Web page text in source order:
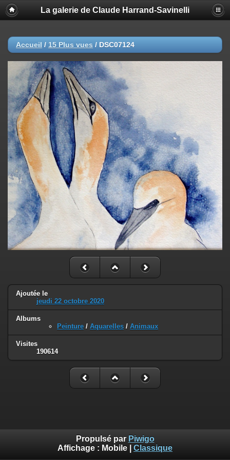
La galerie de Claude Harrand-Savinelli
Accueil / 15 Plus vues / DSC07124
Ajoutée le
jeudi 22 octobre 2020
Albums
Peinture / Aquarelles / Animaux
Visites
190614
Propulsé par Piwigo
Affichage : Mobile Classique